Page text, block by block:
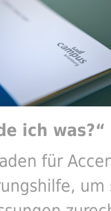
ich was?“
für